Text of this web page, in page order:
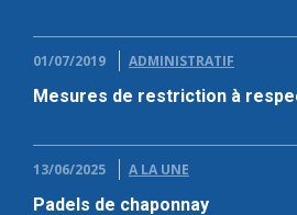
01/07/2019 ADMINISTRATIF
Mesures de restriction à
13/06/2025 A LA UNE
Padels de chaponnay